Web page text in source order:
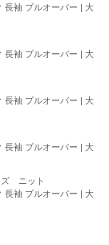
長袖 プルオーバー | 大
長袖 プルオーバー | 大
長袖 プルオーバー | 大
長袖 プルオーバー | 大
ズ ニット
長袖 プルオーバー | 大